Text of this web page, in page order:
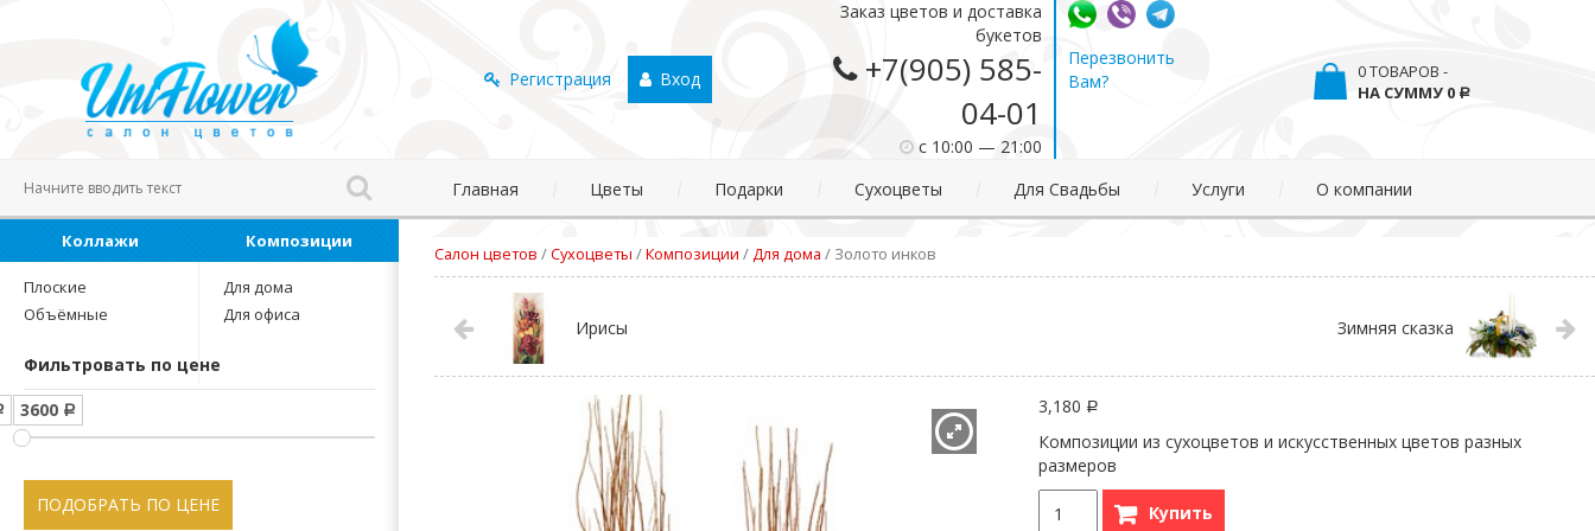
Регистрация Вход
Заказ цветов и доставка
букетов
+7(905) 585-
04-01
c 10:00 — 21:00
Перезвонить
Вам?
0 ТОВАРОВ -
0 Р
Главная Цветы Подарки Сухоцветы Для Свадьбы Услуги О компании
Коллажи
Плоские
Объёмные
Композиции
Для дома
Для офиса
Фильтровать по цене
3600 Р
ПОДОБРАТЬ ПО ЦЕНЕ
Салон цветов /Сухоцветы /Композиции /Для дома / Золото инков
Ирисы Зимняя сказка
3,180 Р
Композиции из сухоцветов и искусственных цветов разных
размеров
Купить